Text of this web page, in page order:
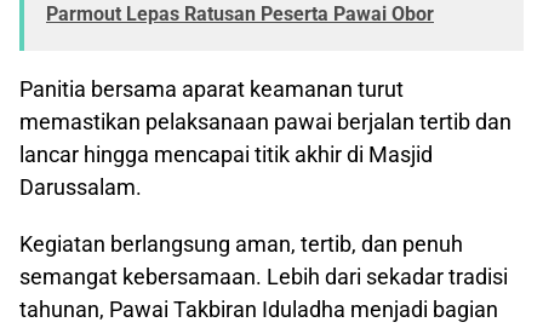
Parmout Lepas Ratusan Peserta Pawai Obor
Panitia bersama aparat keamanan turut
memastikan pelaksanaan pawai berjalan tertib dan
lancar hingga mencapai titik akhir di Masjid
Darussalam.
Kegiatan berlangsung aman, tertib, dan penuh
semangat kebersamaan. Lebih dari sekadar tradisi
tahunan, Pawai Takbiran Iduladha menjadi bagian